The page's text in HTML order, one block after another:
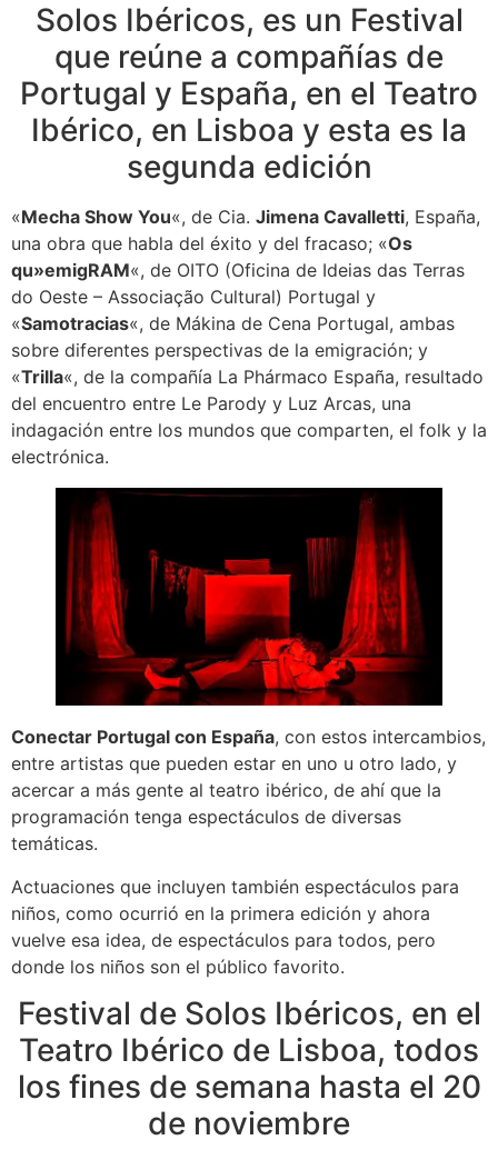
Solos Ibéricos, es un Festival
que reúne a compañías de
Portugal y España, en el Teatro
Ibérico, en Lisboa y esta es la
segunda edición
«Mecha Show You«, de Cia. Jimena Cavalletti, España,
una obra que habla del éxito y del fracaso; «Os
qu»emigRAM«, de OITO (Oficina de Ideias das Terras
do Oeste – Associação Cultural) Portugal y
«Samotracias«, de Mákina de Cena Portugal, ambas
sobre diferentes perspectivas de la emigración; y
«Trilla«, de la compañía La Phármaco España, resultado
del encuentro entre Le Parody y Luz Arcas, una
indagación entre los mundos que comparten, el folk y la
electrónica.
Conectar Portugal con España, con estos intercambios,
entre artistas que pueden estar en uno u otro lado, y
acercar a más gente al teatro ibérico, de ahí que la
programación tenga espectáculos de diversas
temáticas.
Actuaciones que incluyen también espectáculos para
niños, como ocurrió en la primera edición y ahora
vuelve esa idea, de espectáculos para todos, pero
donde los niños son el público favorito.
Festival de Solos Ibéricos, en el
Teatro Ibérico de Lisboa, todos
los fines de semana hasta el 20
de noviembre